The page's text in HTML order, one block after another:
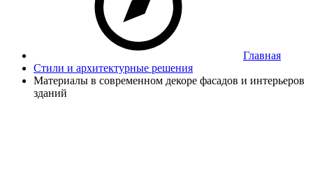
Главная
Стили и архитектурные решения
Материалы в современном декоре фасадов и интерьеров
зданий